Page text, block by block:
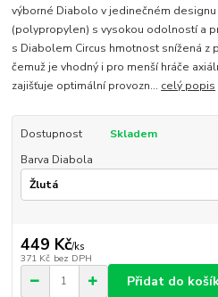
výborné Diabolo v jedinečném
(polypropylen) s vysokou odolností a
s Diabolem Circus hmotnost snížená z
čemuž je vhodný i pro menší hráče
zajišťuje optimální provozn... celý popis
Dostupnost
Skladem
Barva Diabola
449 Kč/ks
371 Kč bez DPH
Přidat do